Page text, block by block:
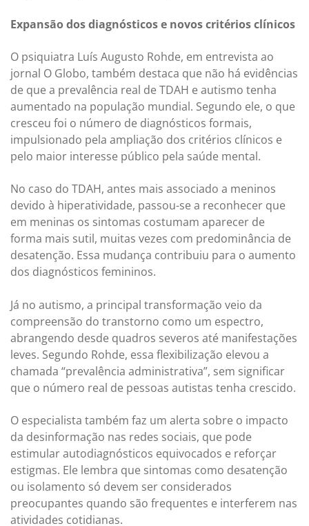
Expansão dos diagnósticos e novos critérios clínicos
O psiquiatra Luís Augusto Rohde, em entrevista ao
jornal O Globo, também destaca que não há evidências
de que a prevalência real de TDAH e autismo tenha
aumentado na população mundial. Segundo ele, o que
cresceu foi o número de diagnósticos formais,
impulsionado pela ampliação dos critérios clínicos e
pelo maior interesse público pela saúde mental.
No caso do TDAH, antes mais associado a meninos
devido à hiperatividade, passou-se a reconhecer que
em meninas os sintomas costumam aparecer de
forma mais sutil, muitas vezes com predominância de
desatenção. Essa mudança contribuiu para o aumento
dos diagnósticos femininos.
Já no autismo, a principal transformação veio da
compreensão do transtorno como um espectro,
abrangendo desde quadros severos até manifestações
leves. Segundo Rohde, essa flexibilização elevou a
chamada “prevalência administrativa”, sem significar
que o número real de pessoas autistas tenha crescido.
O especialista também faz um alerta sobre o impacto
da desinformação nas redes sociais, que pode
estimular autodiagnósticos equivocados e reforçar
estigmas. Ele lembra que sintomas como desatenção
ou isolamento só devem ser considerados
preocupantes quando são frequentes e interferem nas
atividades cotidianas.